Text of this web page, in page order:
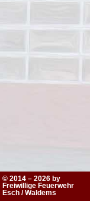
© 2014 – 2026 by
Freiwillige Feuerwehr
Esch / Waldems